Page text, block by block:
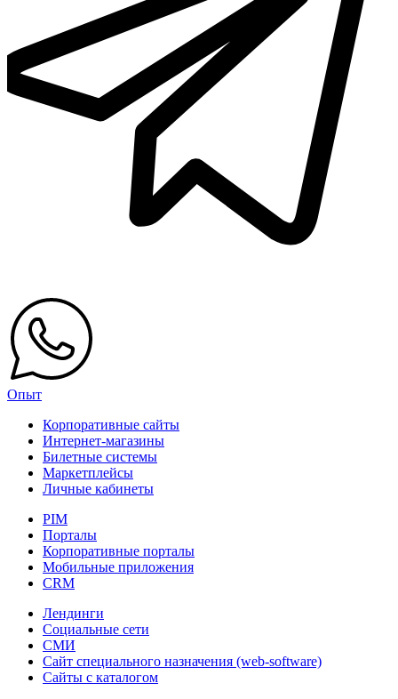
Опыт
Корпоративные сайты
Интернет-магазины
Билетные системы
Маркетплейсы
Личные кабинеты
PIM
Порталы
Корпоративные порталы
Мобильные приложения
CRM
Лендинги
Социальные сети
СМИ
Сайт специального назначения (web-software)
Сайты с каталогом